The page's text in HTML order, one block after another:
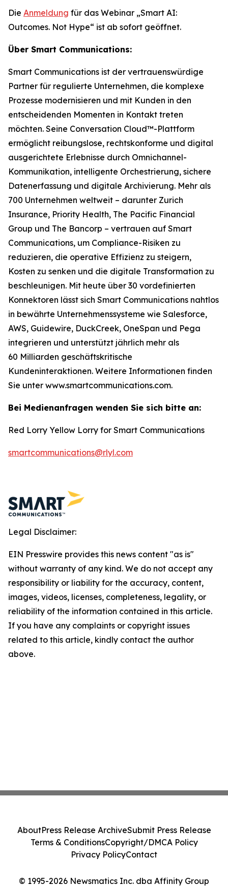
Die Anmeldung für das Webinar „Smart AI:
Outcomes. Not Hype“ ist ab sofort geöffnet.
Über Smart Communications:
Smart Communications ist der vertrauenswürdige
Partner für regulierte Unternehmen, die komplexe
Prozesse modernisieren und mit Kunden in den
entscheidenden Momenten in Kontakt treten
möchten. Seine Conversation Cloud™-Plattform
ermöglicht reibungslose, rechtskonforme und digital
ausgerichtete Erlebnisse durch Omnichannel-
Kommunikation, intelligente Orchestrierung, sichere
Datenerfassung und digitale Archivierung. Mehr als
700 Unternehmen weltweit – darunter Zurich
Insurance, Priority Health, The Pacific Financial
Group und The Bancorp – vertrauen auf Smart
Communications, um Compliance-Risiken zu
reduzieren, die operative Effizienz zu steigern,
Kosten zu senken und die digitale Transformation zu
beschleunigen. Mit heute über 30 vordefinierten
Konnektoren lässt sich Smart Communications nahtlos
in bewährte Unternehmenssysteme wie Salesforce,
AWS, Guidewire, DuckCreek, OneSpan und Pega
integrieren und unterstützt jährlich mehr als
60 Milliarden geschäftskritische
Kundeninteraktionen. Weitere Informationen finden
Sie unter www.smartcommunications.com.
Bei Medienanfragen wenden Sie sich bitte an:
Red Lorry Yellow Lorry for Smart Communications
smartcommunications@rlyl.com
Legal Disclaimer:
EIN Presswire provides this news content "as is"
without warranty of any kind. We do not accept any
responsibility or liability for the accuracy, content,
images, videos, licenses, completeness, legality, or
reliability of the information contained in this article.
If you have any complaints or copyright issues
related to this article, kindly contact the author
above.
© 1995-2026 Newsmatics Inc. dba Affinity Group
AboutPress Release ArchiveSubmit Press Release
Terms & ConditionsCopyright/DMCA Policy
Privacy PolicyContact